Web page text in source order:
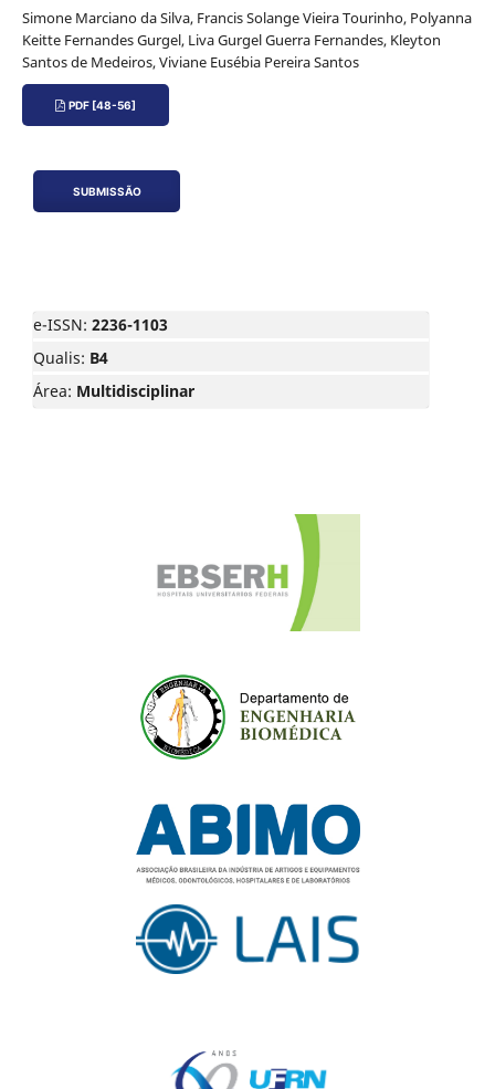
Simone Marciano da Silva, Francis Solange Vieira Tourinho, Polyanna
Keitte Fernandes Gurgel, Liva Gurgel Guerra Fernandes, Kleyton
Santos de Medeiros, Viviane Eusébia Pereira Santos
PDF [48-56]
SUBMISSÃO
e-ISSN: 2236-1103
Qualis: B4
Área: Multidisciplinar